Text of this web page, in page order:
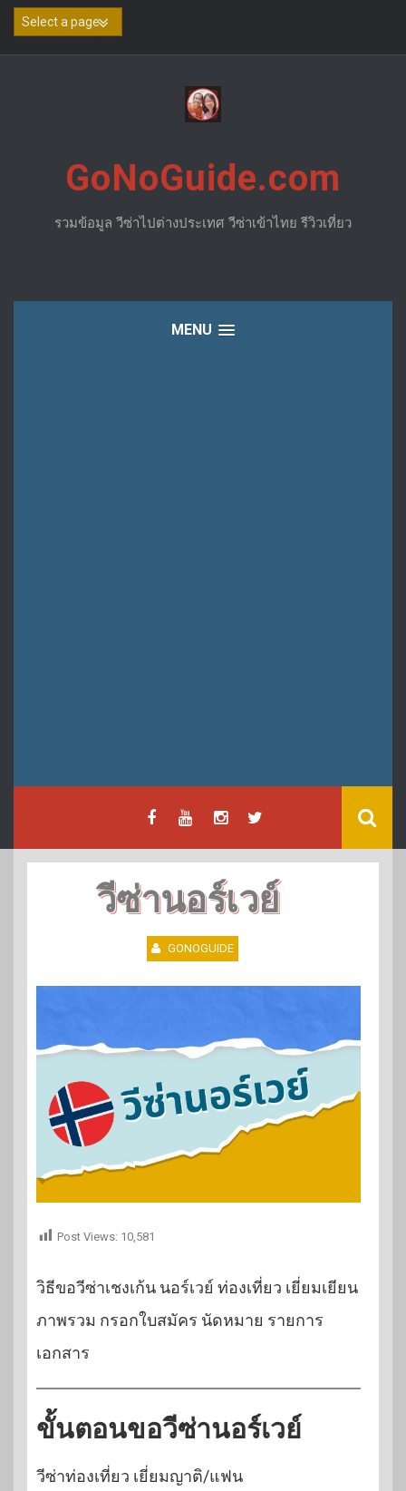
Skip
GoNoGuide.com
รวมข้อมูล วีซ่าไปต่างประเทศ วีซ่าเข้าไทย รีวิวเที่ยว
MENU
วีซ่านอร์เวย์
GONOGUIDE
Post Views: 10,581
วิธีขอวีซ่าเชงเก้น นอร์เวย์ ท่องเที่ยว เยี่ยมเยียน
ภาพรวม กรอกใบสมัคร นัดหมาย รายการ
เอกสาร
ขั้นตอนขอวีซ่านอร์เวย์
วีซ่าท่องเที่ยว เยี่ยมญาติ/แฟน